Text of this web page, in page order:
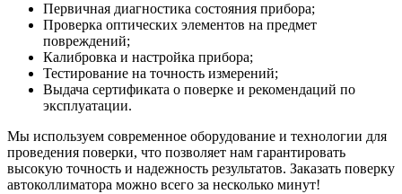
Первичная диагностика состояния прибора;
Проверка оптических элементов на предмет
повреждений;
Калибровка и настройка прибора;
Тестирование на точность измерений;
Выдача сертификата о поверке и рекомендаций по
эксплуатации.
Мы используем современное оборудование и технологии для
проведения поверки, что позволяет нам гарантировать
высокую точность и надежность результатов. Заказать поверку
автоколлиматора можно всего за несколько минут!